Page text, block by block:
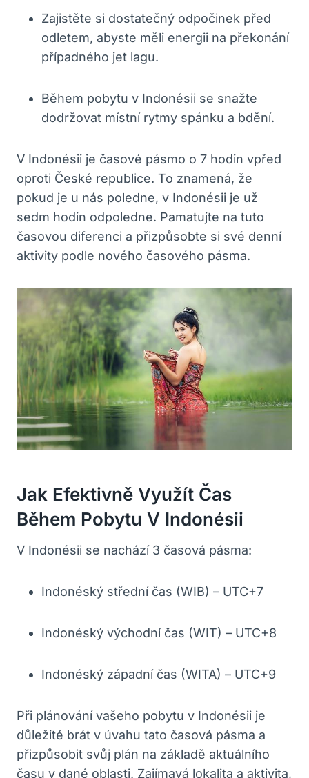
Zajistěte si dostatečný ‌odpočinek před⁢
odletem, abyste‍ měli⁤ energii ‍na ‌překonání
případného jet ​lagu.
Během pobytu v Indonésii se snažte
dodržovat místní rytmy spánku ⁣a​ bdění.
V Indonésii⁢ je časové pásmo⁣ o ‌7 hodin vpřed
oproti České ‍republice. To znamená,⁣ že
pokud ​je u nás ‍poledne, ⁢v ⁢Indonésii je už
sedm hodin odpoledne. Pamatujte na tuto
časovou diferenci⁢ a přizpůsobte‌ si své denní
aktivity ​podle nového časového pásma.
Jak ⁤efektivně Využít ​čas
Během Pobytu V​ Indonésii
V ‌Indonésii se nachází ⁢3 časová pásma:
Indonéský střední čas (WIB) – UTC+7
Indonéský východní čas⁢ (WIT) – UTC+8
Indonéský západní čas (WITA)⁣ – UTC+9
Při plánování vašeho pobytu v Indonésii ⁣je
důležité brát v úvahu⁤ tato časová pásma a
přizpůsobit⁢ svůj ​plán na základě‌ aktuálního
času v dané oblasti. Zajímavá lokalita‌ a aktivita,